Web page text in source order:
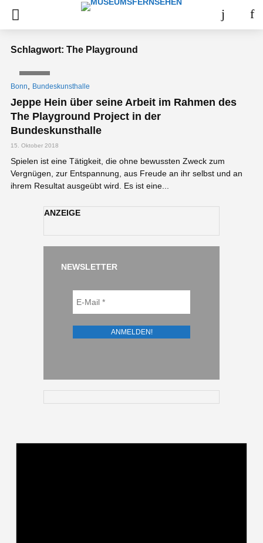
Schlagwort: The Playground
Bonn Bundeskunsthalle
Jeppe Hein über seine Arbeit im Rahmen des
The Playground Project in der
Bundeskunsthalle
15. Oktober 2018
Spielen ist eine Tätigkeit, die ohne bewussten Zweck zum
Vergnügen, zur Entspannung, aus Freude an ihr selbst und an
ihrem Resultat ausgeübt wird. Es ist eine...
ANZEIGE
NEWSLETTER